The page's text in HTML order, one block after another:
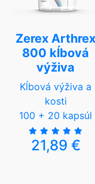
Zerex Arthrex
800 kĺbová
výživa
Kĺbová výživa a
kosti
100 + 20 kapsúl
21,89 €